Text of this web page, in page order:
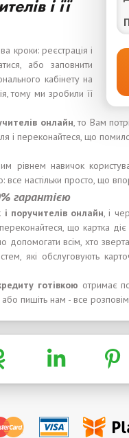
і її
кроки: реєстрація і
або заповнити
кабінету на
тому ми зробили її
ів онлайн, то Вам
і переконайтеся, що
навичок
настільки просто, що
гарантією
і поручителів онлайн, і
що картка
всім, хто
які обслуговують
у готівкою отримає
пишіть нам - все